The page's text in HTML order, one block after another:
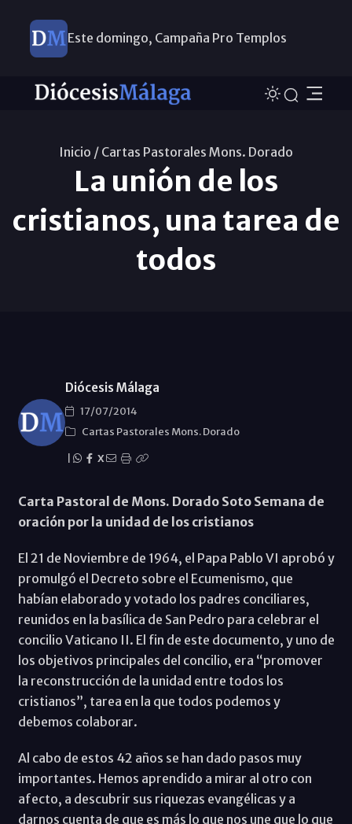
Este domingo, Campaña Pro Templos
Inicio / Cartas Pastorales Mons. Dorado
La unión de los
cristianos, una tarea de
todos
Diócesis Málaga
17/07/2014
Cartas Pastorales Mons. Dorado
X
Carta Pastoral de Mons. Dorado Soto Semana de
oración por la unidad de los cristianos
El 21 de Noviembre de 1964, el Papa Pablo VI aprobó y
promulgó el Decreto sobre el Ecumenismo, que
habían elaborado y votado los padres conciliares,
reunidos en la basílica de San Pedro para celebrar el
concilio Vaticano II. El fin de este documento, y uno de
los objetivos principales del concilio, era “promover
la reconstrucción de la unidad entre todos los
cristianos”, tarea en la que todos podemos y
debemos colaborar.
Al cabo de estos 42 años se han dado pasos muy
importantes. Hemos aprendido a mirar al otro con
afecto, a descubrir sus riquezas evangélicas y a
darnos cuenta de que es más lo que nos une que lo que